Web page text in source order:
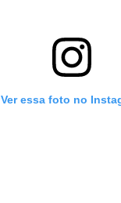
Ver essa foto no